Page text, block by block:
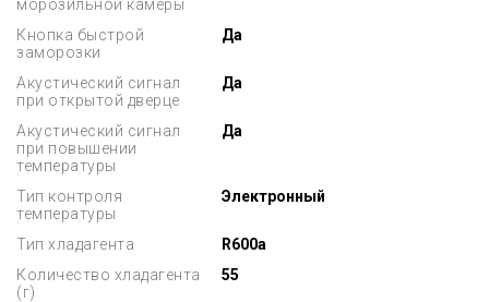
морозильной камеры
Кнопка быстрой
заморозки
Да
Акустический сигнал
при открытой дверце
Да
Акустический сигнал
при повышении
температуры
Да
Тип контроля
температуры
Электронный
Тип хладагента
R600a
Количество хладагента
(г)
55